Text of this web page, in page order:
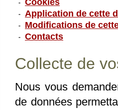
Application de cette
Modifications de
Contacts
Collecte de
Nous vous
de données